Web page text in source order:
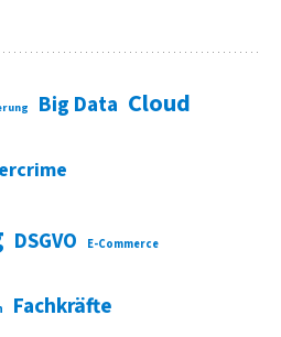
Big Data Cloud
DSGVO E-Commerce
Fachkräfte